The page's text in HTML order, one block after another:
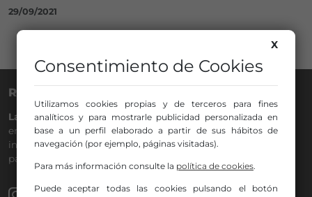
29/09/2021
RADIO NERVIÓN
La Gran Familia desde hace40 añosen la88.0de tu dial. La
emisora de Bilbao para todos los públicos, con Más Música,
información a menos cinco, deportes, tráfico y la
participación de los oyentes.
X
Consentimiento de Cookies
Utilizamos cookies propias y de terceros para fines
analíticos y para mostrarle publicidad personalizada en
base a un perfil elaborado a partir de sus hábitos de
navegación (por ejemplo, páginas visitadas).
Para más información consulte la política de cookies.
Puede aceptar todas las cookies pulsando el botón